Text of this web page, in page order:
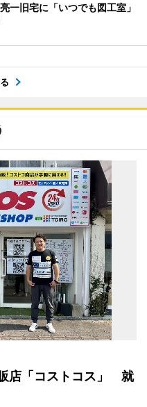
一旧宅に「いつでも図工室」
店「コストコス」 就